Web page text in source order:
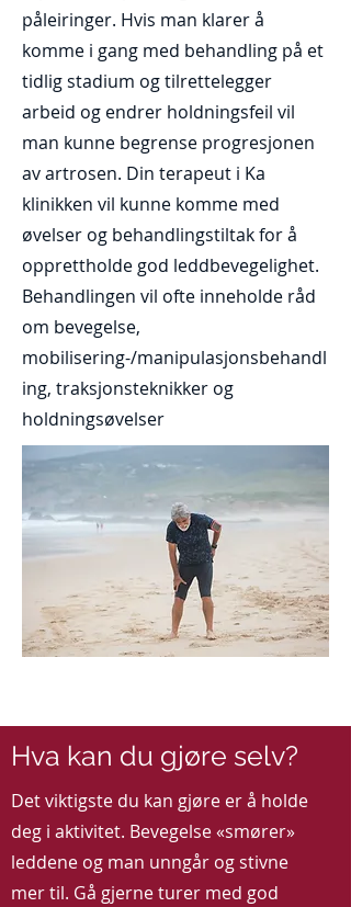
påleiringer. Hvis man klarer å
komme i gang med behandling på et
tidlig stadium og tilrettelegger
arbeid og endrer holdningsfeil vil
man kunne begrense progresjonen
av artrosen. Din terapeut i Ka
klinikken vil kunne komme med
øvelser og behandlingstiltak for å
opprettholde god leddbevegelighet.
Behandlingen vil ofte inneholde råd
om bevegelse,
mobilisering-/manipulasjonsbehandl
ing, traksjonsteknikker og
holdningsøvelser
Hva kan du gjøre selv?
Det viktigste du kan gjøre er å holde
deg i aktivitet. Bevegelse «smører»
leddene og man unngår og stivne
mer til. Gå gjerne turer med god